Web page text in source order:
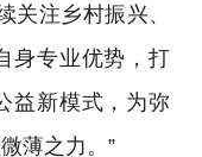
关注乡村振兴、
身专业优势，打
益新模式，为弥
薄之力。”